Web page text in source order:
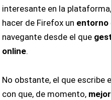
interesante en la
hacer de Firefox un entorno
navegante desde el que
online.
No obstante, el que escribe
con que, de momento,